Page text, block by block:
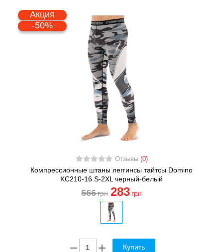
Акция
-50%
Отзывы (0)
Компрессионные штаны леггинсы тайтсы Domino
KC210-16 S-2XL черный-белый
566грн 283 грн
Купить